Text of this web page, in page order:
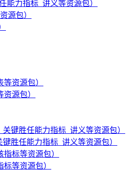
力指标_讲义等资源包）
源包）
源包）
胜任能力指标_讲义等资源包）
等资源包）